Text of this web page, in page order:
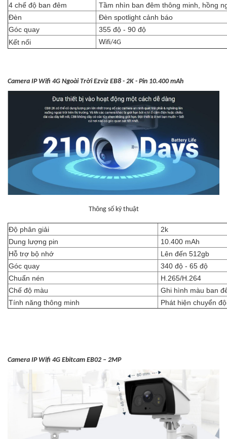
4 chế độ ban đêm
Tầm nhìn ban đêm thông minh, hồng
Đèn
Đèn spotlight cảnh báo
Góc quay
355 độ - 90 độ
Kết nối
Wifi/4G
Camera IP Wifi 4G Ngoài Trời Ezviz EB8 - 2K - Pin 10.400 mAh
Thông số kỹ thuật
Độ phân giải
2k
Dung lượng pin
10.400 mAh
Hỗ trợ bộ nhớ
Lên đến 512gb
Góc quay
340 độ - 65 độ
Chuẩn nén
H.265/H.264
Chế độ màu
Ghi hình màu ban
Tính năng thông minh
Phát hiện chuyển
Camera IP Wifi 4G Ebitcam EB02 – 2MP